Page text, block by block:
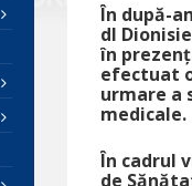
În după-
dl
în
efectuat
urmare a
medicale.
În cadrul
de